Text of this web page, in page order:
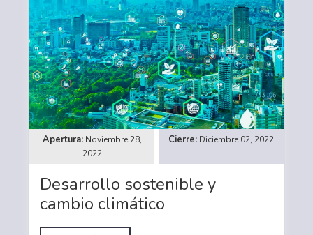
Noviembre 28,
2022
Diciembre 02, 2022
Desarrollo sostenible y
cambio climático